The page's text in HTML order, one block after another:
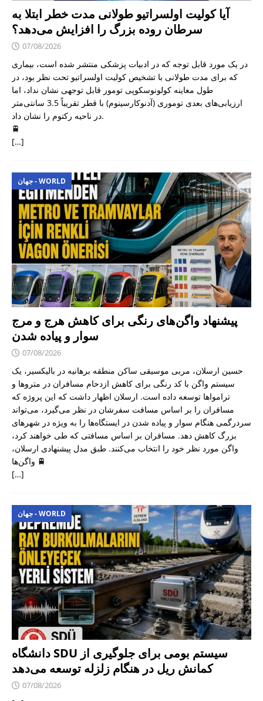
آیا کولیت اولسراتیو طولانی مدت خطر ابتلا به
سرطان روده بزرگ را افزایش می‌دهد؟
07/08/2026
در یک مورد قابل توجه که در ادبیات پزشکی منتشر شده است، بیماری
که برای مدت طولانی با تشخیص کولیت اولسراتیو تحت نظر بود، در
طول معاینه کولونوسکوپی تومور قابل توجهی نشان نداد، اما
ارزیابی‌های بعدی توموری (آدنوکارسینوم) با قطر تقریباً 3.5 سانتی‌متر
در ناحیه رکتوم را نشان داد.
🚆
[…]
جهان - WORLD
پیشنهاد واگن‌های رنگی برای کاهش هرج و مرج
سوار و پیاده شدن
07/08/2026
حسین ارسلان، مربی موسیقی ساکن منطقه برهانیه در بالیکسیر، یک
سیستم واگن با کد رنگی برای کاهش ازدحام مسافران در متروها و
ترامواها توسعه داده است. ارسلان اظهار داشت که این پروژه که
مسافران را بر اساس مسافت سفرشان در نظر می‌گیرد، می‌تواند
سردرگمی هنگام سوار و پیاده شدن در ایستگاه‌ها را به ویژه در شهرهای
بزرگ کاهش دهد. مسافران بر اساس مسافتی که طی خواهند کرد،
واگن مورد نظر خود را انتخاب می‌کنند. طبق مدل پیشنهادی ارسلان،
واگن‌ها 🚆
[…]
جهان - WORLD
دانشگاه SDU سیستم بومی برای جلوگیری از
کمانش ریل در هنگام زلزله توسعه می‌دهد
07/08/2026